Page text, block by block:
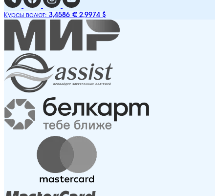
Курсы валют: 3,4586 € 2,9974 $